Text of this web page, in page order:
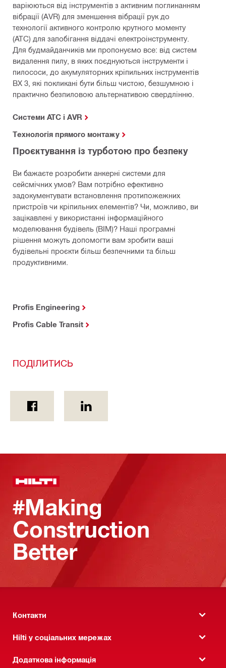
варіюються від інструментів з активним поглинанням
вібрації (AVR) для зменшення вібрації рук до
технології активного контролю крутного моменту
(ATC) для запобігання віддачі електроінструменту.
Для будмайданчиків ми пропонуємо все: від систем
видалення пилу, в яких поєднуються інструменти і
пилососи, до акумуляторних кріпильних інструментів
BX 3, які покликані бути більш чистою, безшумною і
практично безпиловою альтернативою свердлінню.
Системи ATC і AVR
Технологія прямого монтажу
Проєктування із турботою про безпеку
Ви бажаєте розробити анкерні системи для
сейсмічних умов? Вам потрібно ефективно
задокументувати встановлення протипожежних
пристроїв чи кріпильних елементів? Чи, можливо, ви
зацікавлені у використанні інформаційного
моделювання будівель (BIM)? Наші програмні
рішення можуть допомогти вам зробити ваші
будівельні проєкти більш безпечними та більш
продуктивними.
Profis Engineering
Profis Cable Transit
ПОДІЛИТИСЬ
#Making
Construction
Better
Контакти
Hilti у соціальних мережах
Додаткова інформація